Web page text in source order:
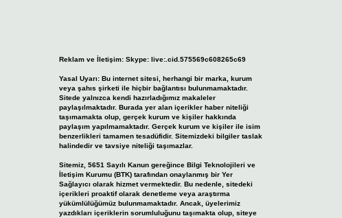
Reklam ve İletişim: Skype: live:.cid.575569c608265c69
Yasal Uyarı: Bu internet sitesi, herhangi bir marka, kurum
veya şahıs şirketi ile hiçbir bağlantısı bulunmamaktadır.
Sitede yalnızca kendi hazırladığımız makaleler
paylaşılmaktadır. Burada yer alan içerikler haber niteliği
taşımamakta olup, gerçek kurum ve kişiler hakkında
paylaşım yapılmamaktadır. Gerçek kurum ve kişiler ile isim
benzerlikleri tamamen tesadüfidir. Sitemizdeki bilgiler taslak
halindedir ve tavsiye niteliği taşımazlar.
Sitemiz, 5651 Sayılı Kanun gereğince Bilgi Teknolojileri ve
İletişim Kurumu (BTK) tarafından onaylanmış bir Yer
Sağlayıcı olarak hizmet vermektedir. Bu nedenle, sitedeki
içerikleri proaktif olarak denetleme veya araştırma
yükümlülüğümüz bulunmamaktadır. Ancak, üyelerimiz
yazdıkları içeriklerin sorumluluğunu taşımakta olup, siteye